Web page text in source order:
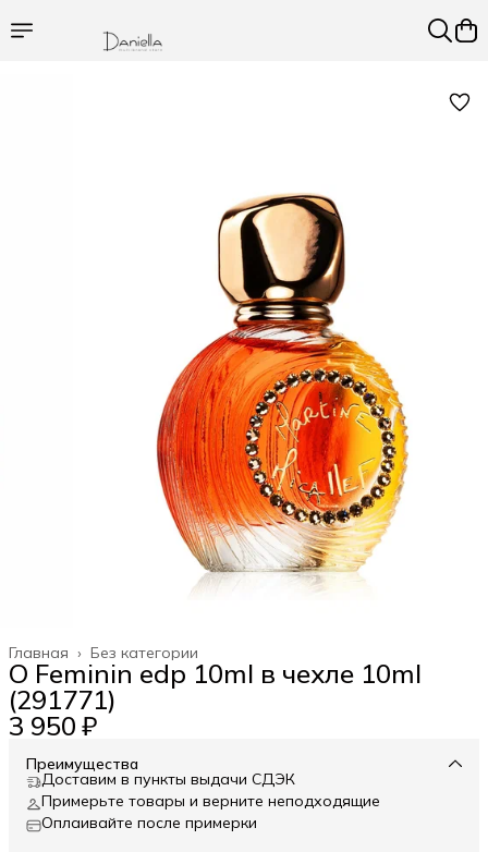
Без категории
Главная ›
O Feminin edp 10ml в чехле 10ml
(291771)
3 950 ₽
Преимущества
Доставим в пункты выдачи СДЭК
Примерьте товары и верните неподходящие
Оплаивайте после примерки